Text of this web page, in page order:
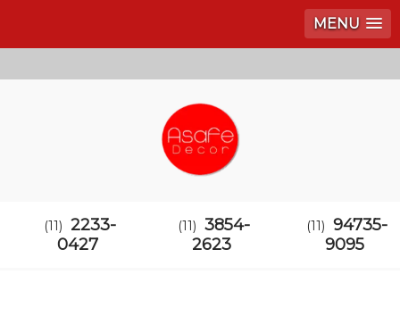
MENU
(11) 2233-
0427
(11) 3854-
2623
(11) 94735-
9095